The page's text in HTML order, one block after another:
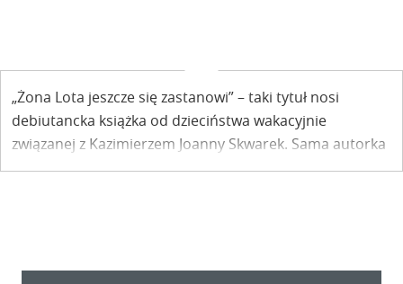
„Żona Lota jeszcze się zastanowi” – taki tytuł nosi
debiutancka książka od dzieciństwa wakacyjnie
związanej z Kazimierzem Joanny Skwarek. Sama autorka
już taką decyzję podjęła: oddała się pisaniu.